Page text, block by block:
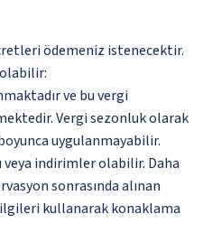
ödemeniz istenecektir.
ve bu vergi
Vergi sezonluk olarak
uygulanmayabilir.
veya indirimler olabilir. Daha
sonrasında alınan
kullanarak konaklama